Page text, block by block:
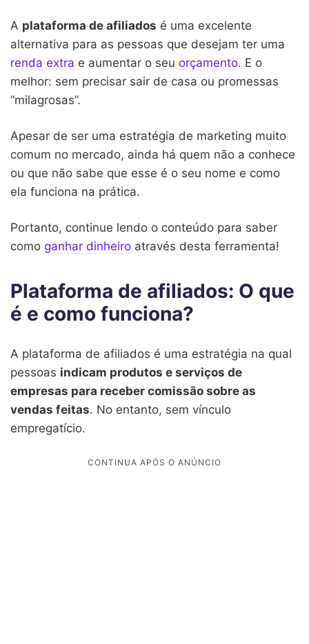
A plataforma de afiliados é uma excelente
alternativa para as pessoas que desejam ter uma
renda extra e aumentar o seu orçamento. E o
melhor: sem precisar sair de casa ou promessas
“milagrosas”.
Apesar de ser uma estratégia de marketing muito
comum no mercado, ainda há quem não a conhece
ou que não sabe que esse é o seu nome e como
ela funciona na prática.
Portanto, continue lendo o conteúdo para saber
como ganhar dinheiro através desta ferramenta!
Plataforma de afiliados: O que
é e como funciona?
A plataforma de afiliados é uma estratégia na qual
pessoas indicam produtos e serviços de
empresas para receber comissão sobre as
vendas feitas. No entanto, sem vínculo
empregatício.